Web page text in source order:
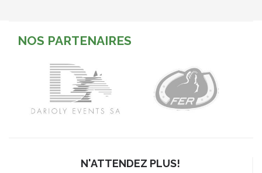
NOS PARTENAIRES
N'ATTENDEZ PLUS!